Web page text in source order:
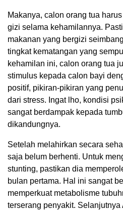
Makanya, calon orang tua
gizi selama kehamilannya.
makanan yang bergizi
tingkat kematangan yang
kehamilan ini, calon orang tua
stimulus kepada calon bayi
positif, pikiran-pikiran yang
dari stress. Ingat lho, kondisi
sangat berdampak kepada
dikandungnya.
Setelah melahirkan secara
saja belum berhenti. Untuk
stunting, pastikan dia
bulan pertama. Hal ini sangat
memperkuat metabolisme
terserang penyakit. Selanjutnya